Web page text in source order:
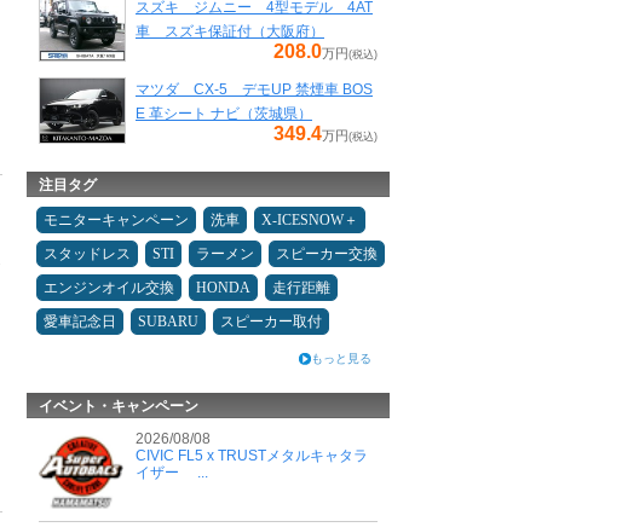
スズキ ジムニー 4型モデル 4AT
車 スズキ保証付（大阪府）
208.0万円(税込)
マツダ CX-5 デモUP 禁煙車 BOS
E 革シート ナビ（茨城県）
349.4万円(税込)
注目タグ
モニターキャンペーン 洗車
X-ICESNOW＋
スタッドレス
STI ラーメン
スピーカー交換
エンジンオイル交換
HONDA
走行距離
愛車記念日
SUBARU スピーカー取付
もっと見る
イベント・キャンペーン
2026/08/08
CIVIC FL5 x TRUSTメタルキャタラ
イザー ...